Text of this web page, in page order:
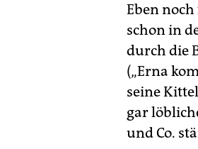
Eben
schon in
durch die
(„Erna
seine
gar
und Co.